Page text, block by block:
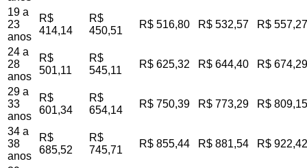
19 a
23
anos
R$
414,14
R$
450,51
R$ 516,80 R$ 532,57 R$ 557,27
24 a
28
anos
R$
501,11
R$
545,11
R$ 625,32 R$ 644,40 R$ 674,29
29 a
33
anos
R$
601,34
R$
654,14
R$ 750,39 R$ 773,29 R$ 809,15
34 a
38
anos
R$
685,52
R$
745,71
R$ 855,44 R$ 881,54 R$ 922,42